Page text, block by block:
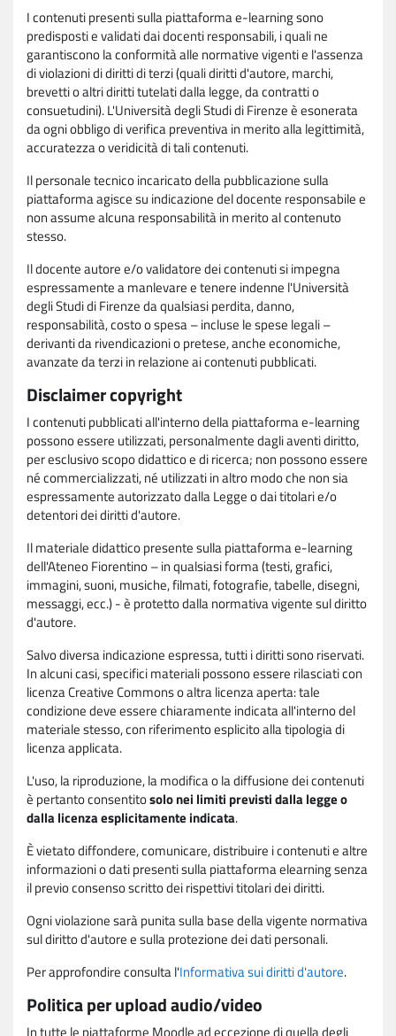
I contenuti presenti sulla piattaforma e-learning sono
predisposti e validati dai docenti responsabili, i quali ne
garantiscono la conformità alle normative vigenti e l'assenza
di violazioni di diritti di terzi (quali diritti d'autore, marchi,
brevetti o altri diritti tutelati dalla legge, da contratti o
consuetudini). L'Università degli Studi di Firenze è esonerata
da ogni obbligo di verifica preventiva in merito alla legittimità,
accuratezza o veridicità di tali contenuti.
Il personale tecnico incaricato della pubblicazione sulla
piattaforma agisce su indicazione del docente responsabile e
non assume alcuna responsabilità in merito al contenuto
stesso.
Il docente autore e/o validatore dei contenuti si impegna
espressamente a manlevare e tenere indenne l'Università
degli Studi di Firenze da qualsiasi perdita, danno,
responsabilità, costo o spesa – incluse le spese legali –
derivanti da rivendicazioni o pretese, anche economiche,
avanzate da terzi in relazione ai contenuti pubblicati.
Disclaimer copyright
I contenuti pubblicati all'interno della piattaforma e-learning
possono essere utilizzati, personalmente dagli aventi diritto,
per esclusivo scopo didattico e di ricerca; non possono essere
né commercializzati, né utilizzati in altro modo che non sia
espressamente autorizzato dalla Legge o dai titolari e/o
detentori dei diritti d'autore.
Il materiale didattico presente sulla piattaforma e-learning
dell'Ateneo Fiorentino – in qualsiasi forma (testi, grafici,
immagini, suoni, musiche, filmati, fotografie, tabelle, disegni,
messaggi, ecc.) - è protetto dalla normativa vigente sul diritto
d'autore.
Salvo diversa indicazione espressa, tutti i diritti sono riservati.
In alcuni casi, specifici materiali possono essere rilasciati con
licenza Creative Commons o altra licenza aperta: tale
condizione deve essere chiaramente indicata all'interno del
materiale stesso, con riferimento esplicito alla tipologia di
licenza applicata.
L'uso, la riproduzione, la modifica o la diffusione dei contenuti
è pertanto consentitosolo nei limiti previsti dalla legge o
dalla licenza esplicitamente indicata.
È vietato diffondere, comunicare, distribuire i contenuti e altre
informazioni o dati presenti sulla piattaforma elearning senza
il previo consenso scritto dei rispettivi titolari dei diritti.
Ogni violazione sarà punita sulla base della vigente normativa
sul diritto d'autore e sulla protezione dei dati personali.
Per approfondire consulta l'Informativa sui diritti d'autore.
Politica per upload audio/video
In tutte le piattaforme Moodle ad eccezione di quella degli